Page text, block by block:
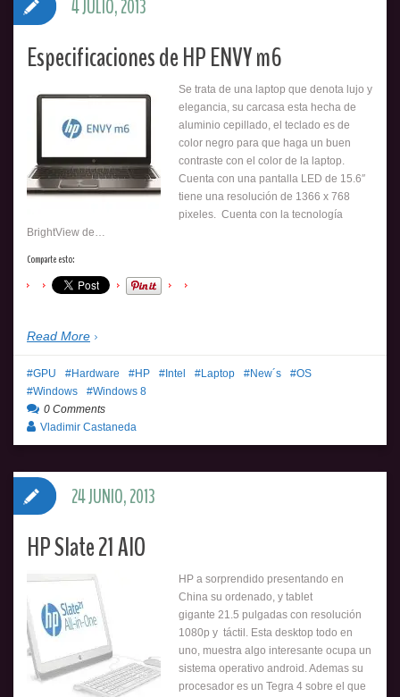
Especificaciones de HP ENVY m6
Se trata de una laptop que denota lujo y
elegancia, su carcasa esta hecha de
aluminio cepillado, el teclado es de
color negro para que haga un buen
contraste con el color de la laptop.
Cuenta con una pantalla LED de 15.6″
tiene una resolución de 1366 x 768
pixeles. Cuenta con la tecnología
BrightView de…
Comparte esto:
Read More
4 JULIO, 2013
GPU Hardware HP Intel Laptop New´s
OS
Windows
Windows 8
0 Comments
Vladimir Castaneda
HP Slate 21 AIO
HP a sorprendido presentando en
China su ordenado, y tablet
gigante 21.5 pulgadas con resolución
1080p y táctil. Esta desktop todo en
uno, muestra algo interesante ocupa un
sistema operativo android. Ademas su
procesador es un Tegra 4 sobre el que
24 JUNIO, 2013